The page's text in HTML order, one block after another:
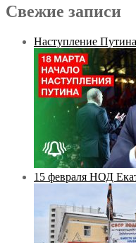
Свежие записи
Наступление
15 февраля НОД